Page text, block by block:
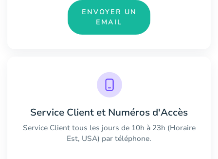
ENVOYER UN
EMAIL
Service Client et Numéros d'Accès
Service Client tous les jours de 10h à 23h (Horaire
Est, USA) par téléphone.